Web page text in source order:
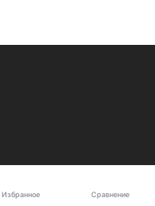
Избранное Сравнение